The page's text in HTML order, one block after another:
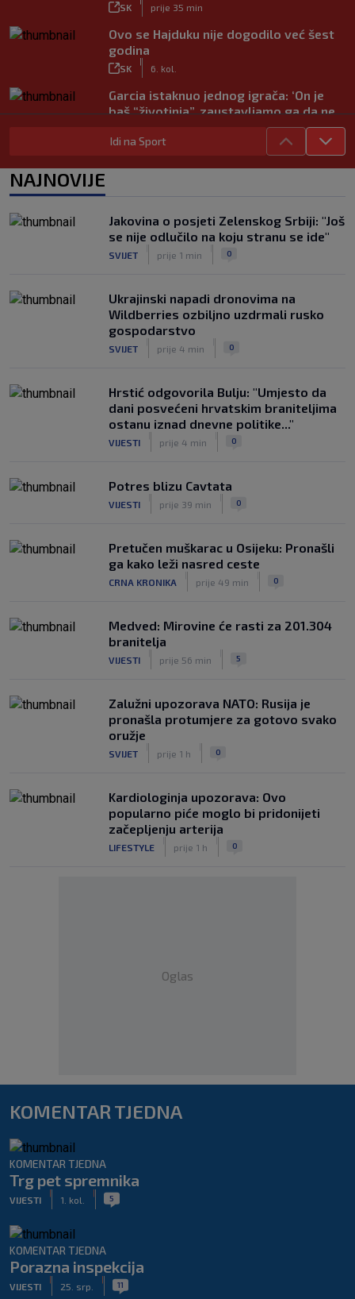
SK prije 35 min
Ovo se Hajduku nije dogodilo već šest
godina
SK 6. kol.
Garcia istaknuo jednog igrača: ‘On je
baš “životinja”, zaustavljamo ga da ne
SK
|
6. kol.
Junak riječke pobjede priznao: ‘Nisam
SK 6. kol.
Pajaziti: Pokušat ćemo biti bolji protiv
Idi na Sport
NAJNOVIJE
Jakovina o posjeti Zelenskog Srbiji: "Još
se nije odlučilo na koju stranu se ide"
SVIJET prije 1 min 0
Ukrajinski napadi dronovima na
Wildberries ozbiljno uzdrmali rusko
gospodarstvo
SVIJET prije 4 min 0
Hrstić odgovorila Bulju: "Umjesto da
dani posvećeni hrvatskim braniteljima
ostanu iznad dnevne politike..."
VIJESTI prije 4 min 0
Potres blizu Cavtata
VIJESTI prije 39 min 0
Pretučen muškarac u Osijeku: Pronašli
ga kako leži nasred ceste
CRNA KRONIKA prije 49 min 0
Medved: Mirovine će rasti za 201.304
branitelja
VIJESTI prije 56 min 5
Zalužni upozorava NATO: Rusija je
pronašla protumjere za gotovo svako
oružje
SVIJET prije 1 h 0
Kardiologinja upozorava: Ovo
popularno piće moglo bi pridonijeti
začepljenju arterija
LIFESTYLE prije 1 h 0
Oglas
KOMENTAR TJEDNA
KOMENTAR TJEDNA
Trg pet spremnika
VIJESTI 1. kol. 5
KOMENTAR TJEDNA
Porazna inspekcija
VIJESTI 25. srp. 11